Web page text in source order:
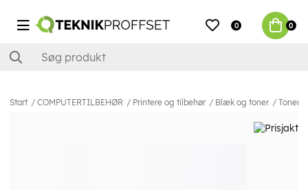
0 0
Start COMPUTERTILBEHØR Printere og tilbehør Blæk og toner Toner